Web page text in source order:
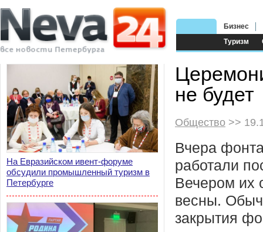
Туризм
Бизнес
На Евразийском ивент-форуме
обсудили промышленный туризм в
Петербурге
не будет
Общество >>
Вчера
работали
Вечером их
весны.
закрытия